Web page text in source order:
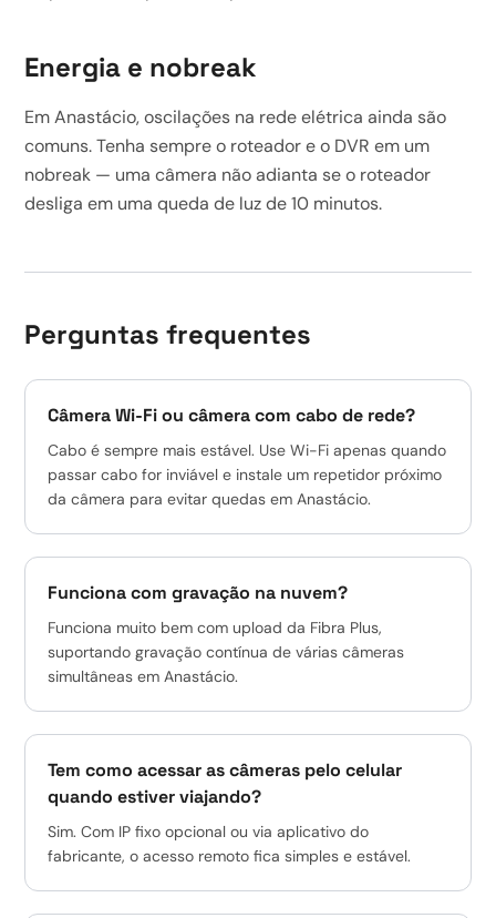
Energia e nobreak
Em Anastácio, oscilações na rede elétrica ainda são
comuns. Tenha sempre o roteador e o DVR em um
nobreak — uma câmera não adianta se o roteador
desliga em uma queda de luz de 10 minutos.
Perguntas frequentes
Câmera Wi-Fi ou câmera com cabo de rede?
Cabo é sempre mais estável. Use Wi-Fi apenas quando
passar cabo for inviável e instale um repetidor próximo
da câmera para evitar quedas em Anastácio.
Funciona com gravação na nuvem?
Funciona muito bem com upload da Fibra Plus,
suportando gravação contínua de várias câmeras
simultâneas em Anastácio.
Tem como acessar as câmeras pelo celular
quando estiver viajando?
Sim. Com IP fixo opcional ou via aplicativo do
fabricante, o acesso remoto fica simples e estável.